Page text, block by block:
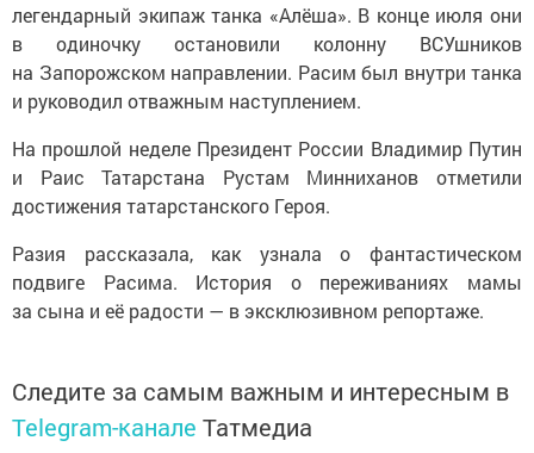
легендарный экипаж танка «Алёша». В конце июля они
в одиночку остановили колонну ВСУшников
на Запорожском направлении. Расим был внутри танка
и руководил отважным наступлением.
На прошлой неделе Президент России Владимир Путин
и Раис Татарстана Рустам Минниханов отметили
достижения татарстанского Героя.
Разия рассказала, как узнала о фантастическом
подвиге Расима. История о переживаниях мамы
за сына и её радости — в эксклюзивном репортаже.
Следите за самым важным и интересным в
Telegram-канале Татмедиа